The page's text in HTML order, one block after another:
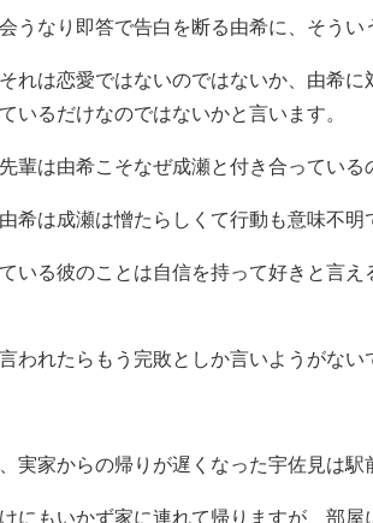
うなり即答で告白を断る由希に、そうい
れは恋愛ではないのではないか、由希
いるだけなのではないかと言います。
輩は由希こそなぜ成瀬と付き合っている
希は成瀬は憎たらしくて行動も意味不明
いる彼のことは自信を持って好きと言
われたらもう完敗としか言いようがない
実家からの帰りが遅くなった宇佐見は駅
にもいかず家に連れて帰りますが、部